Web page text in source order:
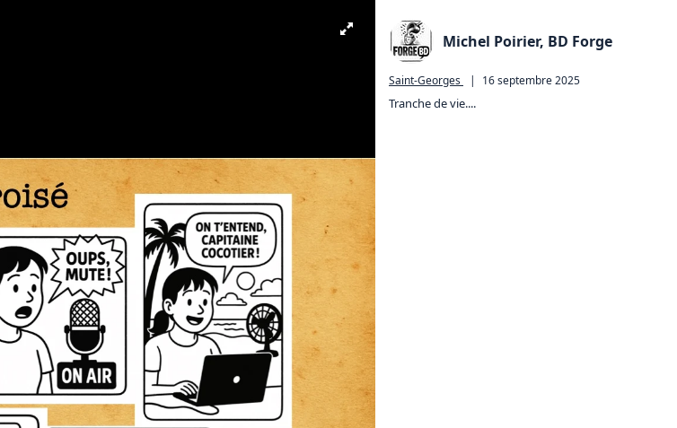
Michel Poirier, BD Forge
Saint-Georges | 16 septembre 2025
Tranche de vie....